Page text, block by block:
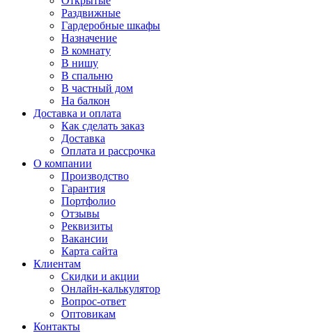
Раздвижные
Гардеробные шкафы
Назначение
В комнату
В нишу
В спальню
В частный дом
На балкон
Доставка и оплата
Как сделать заказ
Доставка
Оплата и рассрочка
О компании
Производство
Гарантия
Портфолио
Отзывы
Реквизиты
Вакансии
Карта сайта
Клиентам
Скидки и акции
Онлайн-калькулятор
Вопрос-ответ
Оптовикам
Контакты